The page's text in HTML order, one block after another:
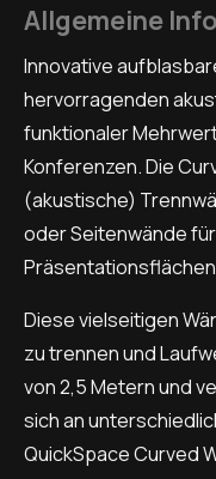
Allgemeine
Innovative
hervorragenden
funktionaler
Konferenzen. Die
(akustische)
oder Seitenwände
Diese vielseitigen
zu trennen und
von 2,5 Metern und
sich an
QuickSpace Curved